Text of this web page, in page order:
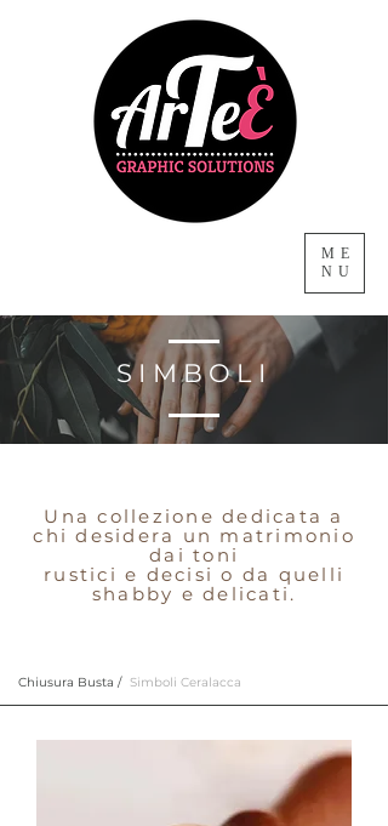
ME
NU
SIMBOLI
Una collezione dedicata a
chi desidera un matrimonio
dai toni
rustici e decisi o da quelli
shabby e delicati.
Chiusura Busta / Simboli Ceralacca